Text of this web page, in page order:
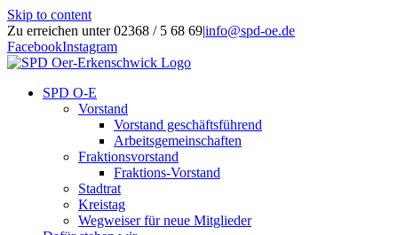
Skip to content
Zu erreichen unter 02368 / 5 68 69|info@spd-oe.de
FacebookInstagram
SPD O-E
Vorstand
Vorstand geschäftsführend
Arbeitsgemeinschaften
Fraktionsvorstand
Fraktions-Vorstand
Stadtrat
Kreistag
Wegweiser für neue Mitglieder